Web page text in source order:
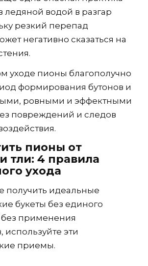
ледяной водой в разгар
резкий перепад
негативно сказаться на
уходе пионы благополучно
формирования бутонов и
ровными и эффектными
повреждений и следов
пионы от
тли: 4 правила
ухода
получить идеальные
букеты без единого
применения
используйте эти
приемы.